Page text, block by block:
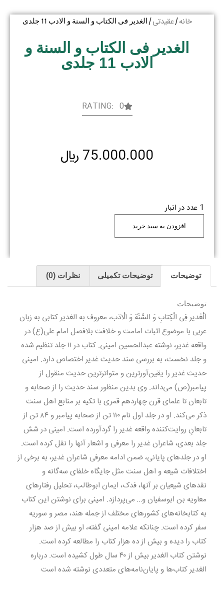
خانه/ عقیدتی/ الغدیر فی الکتاب و السنة و الادب 11 جلدی
الغدیر فی الکتاب و السنة و
الادب 11 جلدی
RATING: 0
75.000.000 ﷼
1 عدد در انبار
افزودن به سبد خرید
توضیحات توضیحات تکمیلی نظرات (0)
توضیحات
اَلْغَدیر فِی الْکِتابِ وَ السُّنّة وَ الْاَدَب، معروف به الغدیر کتابی به زبان
عربی با موضوع اثبات امامت و خلافت بلافصل امام علی(ع) در
واقعه غدیر، نوشته عبدالحسین امینی. کتاب در ۱۱ جلد تنظیم شده
و جلد نخست، به بررسی سند حدیث غدیر اختصاص دارد. امینی
حدیث غدیر را یقین‌آورترین و متواترترین حدیث منقول از
پیامبر(ص) می‌داند. وی بدین منظور سند حدیث را از صحابه و
تابعان تا علمای قرن چهاردهم قمری با تکیه بر منابع اهل سنت
ذکر می‌کند. او در جلد اول نام ۱۱۰ تن از صحابه پیامبر و ۸۴ تن از
تابعانِ روایت‌کننده واقعه غدیر را گردآورده است. امینی در شش
جلد بعدی، شاعران غدیر را معرفی و اشعار آنها را نقل کرده است.
او در جلدهای پایانی، ضمن ادامه معرفی شاعران غدیر، به برخی از
اختلافات شیعه و اهل سنت مثل جایگاه خلفای سه‌گانه و
نقدهای شیعیان بر آنها، فدک، ایمان ابوطالب، تحلیل رفتارهای
معاویه بن ابوسفیان و… می‌پردازد. امینی برای نوشتن این کتاب
به کتابخانه‌های کشورهای مختلف از جمله هند، مصر و سوریه
سفر کرده است. چنانکه علامه امینی گفته، او بیش از صد هزار
کتاب را دیده و بیش از ده هزار کتاب را مطالعه کرده است.
نوشتن کتاب الغدیر بیش از ۴۰ سال طول کشیده است. درباره
الغدیر کتاب‌ها و پایان‌نامه‌های متعددی نوشته شده است